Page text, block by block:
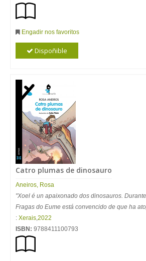
Engadir nos favoritos
Dispoñible
Catro plumas de dinosauro
Aneiros, Rosa
"Xoel é un apaixonado dos dinosauros.
Fragas do Eume está convencido de que ha
: Xerais,2022
ISBN: 9788411100793